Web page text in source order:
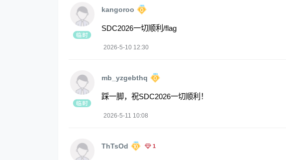
kangoroo
SDC2026一切顺利/flag
2026-5-10 12:30
mb_yzgebthq
踩一脚，祝SDC2026一切顺利！
2026-5-11 10:08
ThTsOd 1